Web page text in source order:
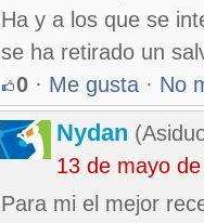
Ha y a los que se
se ha retirado un
0 · Me gusta · No
Nydan
13 de mayo
Para mi el mejor